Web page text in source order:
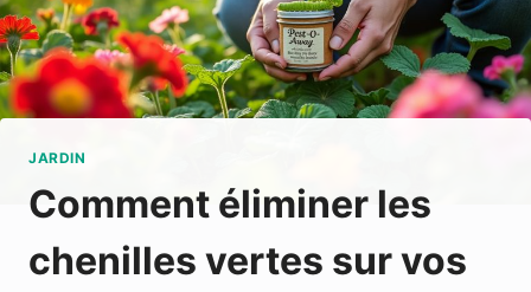
JARDIN
Comment éliminer les
chenilles vertes sur vos